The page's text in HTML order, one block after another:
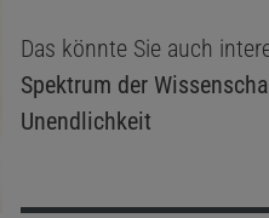
Das könnte Sie auch
Spektrum der
Unendlichkeit